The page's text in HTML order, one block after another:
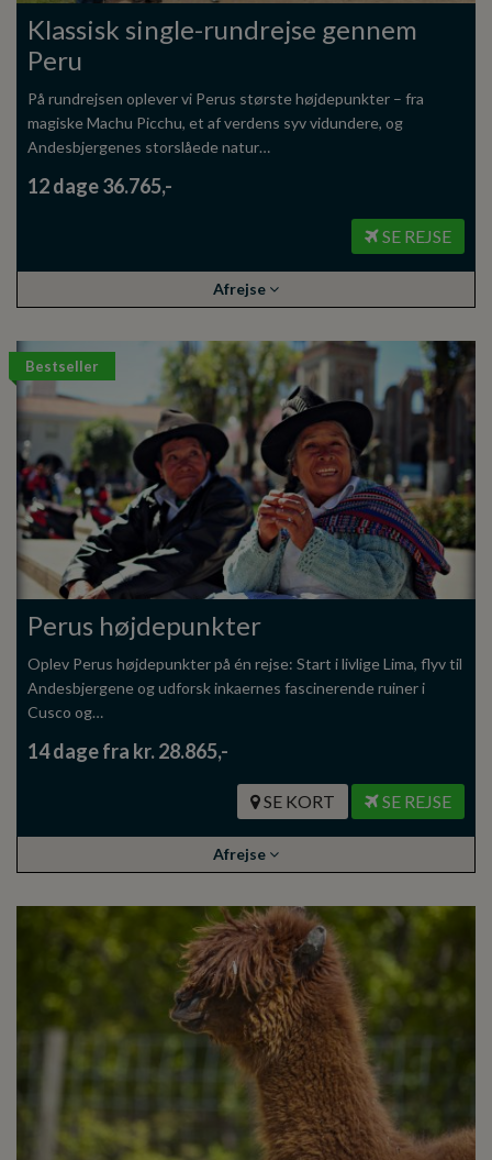
Klassisk single-rundrejse gennem
Peru
På rundrejsen oplever vi Perus største højdepunkter – fra
magiske Machu Picchu, et af verdens syv vidundere, og
Andesbjergenes storslåede natur…
12 dage 36.765,-
SE REJSE
Afrejse
Bestseller
Perus højdepunkter
Oplev Perus højdepunkter på én rejse: Start i livlige Lima, flyv til
Andesbjergene og udforsk inkaernes fascinerende ruiner i
Cusco og…
14 dage fra kr. 28.865,-
SE KORT SE REJSE
Afrejse